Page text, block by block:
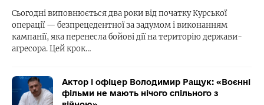
Сьогодні виповнюється два роки від початку Курської
операції — безпрецедентної за задумом і виконанням
кампанії, яка перенесла бойові дії на територію держави-
агресора. Цей крок…
Актор і офіцер Володимир Ращук: «Воєнні
фільми не мають нічого спільного з